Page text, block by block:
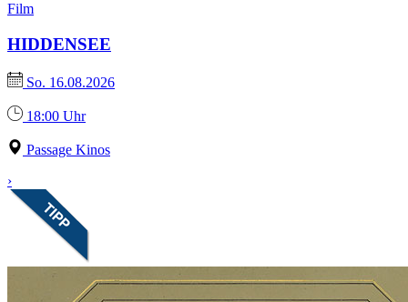
Film
HIDDENSEE
So. 16.08.2026
18:00 Uhr
Passage Kinos
›